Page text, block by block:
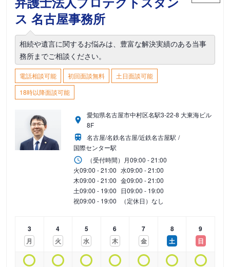
ス 名古屋事務所
相続や遺言に関するお悩みは、豊富な解決実績のある当事
務所までご相談ください。
電話相談可能 初回面談無料
土日面談可能
18時以降面談可能
愛知県名古屋市中村区名駅3-22-8 大東海ビル
8F
名古屋/名鉄名古屋/近鉄名古屋駅
国際センター駅
（受付時間） 月09:00 - 21:00
火09:00 - 21:00 水09:00 - 21:00
木09:00 - 21:00 金09:00 - 21:00
土09:00 - 19:00 日09:00 - 19:00
祝09:00 - 19:00 （定休日）なし
3
月
4
火
5
水
6
木
7
金
8
土
9
日